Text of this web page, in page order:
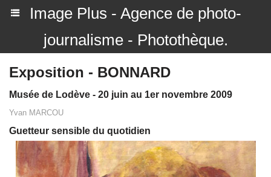
Image Plus - Agence de photo-
journalisme - Photothèque.
Exposition - BONNARD
Musée de Lodève - 20 juin au 1er novembre 2009
Yvan MARCOU
Guetteur sensible du quotidien